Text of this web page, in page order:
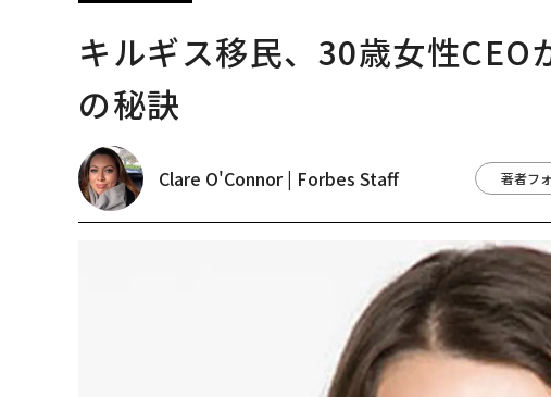
キルギス移民、30歳女性CEO
の秘訣
Clare O'Connor | Forbes Staff 著者フ